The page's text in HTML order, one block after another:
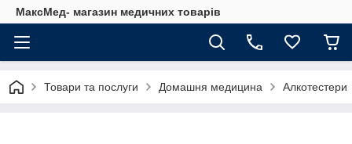
МаксМед- магазин медичних товарів
Товари та послуги Домашня медицина Алкотестери